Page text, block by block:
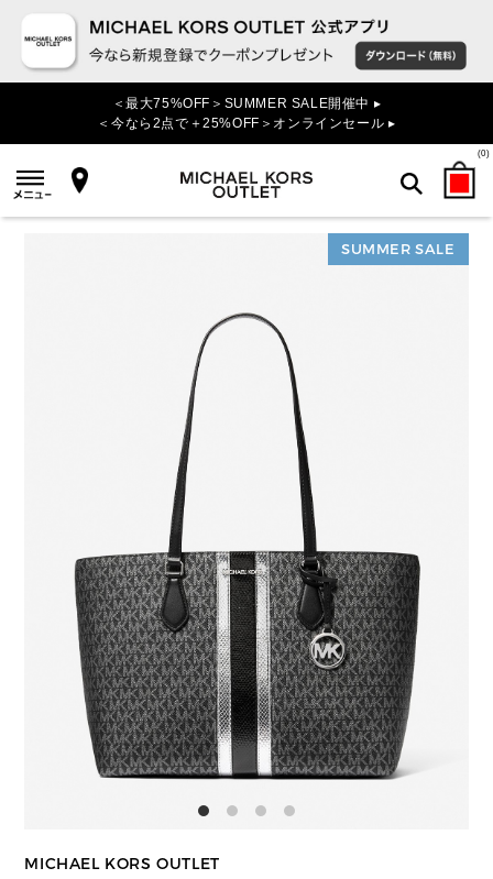
＜最大75%OFF＞SUMMER SALE開催中 ▸
＜今なら2点で＋25%OFF＞オンラインセール ▸
(0)
検索
SUMMER SALE
MICHAEL KORS OUTLET